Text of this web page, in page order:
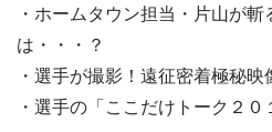
・ホームタウン担当・片山が
は・・・？
・選手が撮影！遠征密着極秘映
・選手の「ここだけトーク２０